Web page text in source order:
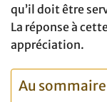
qu’il doit être
La réponse à
appréciation.
Au sommaire